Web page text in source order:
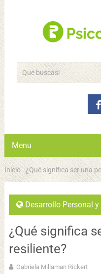
Menu
Inicio-¿Qué significa ser una
Desarrollo Personal
¿Qué significa
resiliente?
Gabriela Millaman Rickert